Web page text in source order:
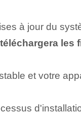
à jour du
les
et votre